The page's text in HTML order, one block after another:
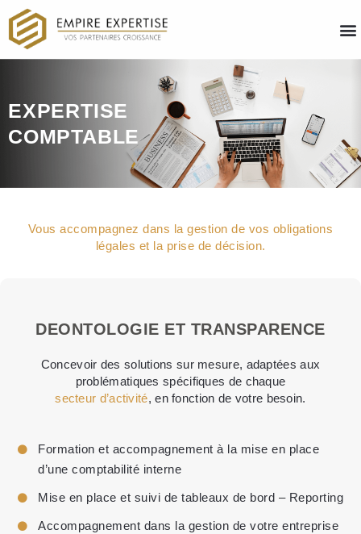
EXPERTISE
COMPTABLE
Vous accompagnez dans la gestion de vos obligations
légales et la prise de décision.
DEONTOLOGIE ET TRANSPARENCE
Concevoir des solutions sur mesure, adaptées aux
problématiques spécifiques de chaque
secteur d’activité, en fonction de votre besoin.
Formation et accompagnement à la mise en place
d’une comptabilité interne
Mise en place et suivi de tableaux de bord – Reporting
Accompagnement dans la gestion de votre entreprise